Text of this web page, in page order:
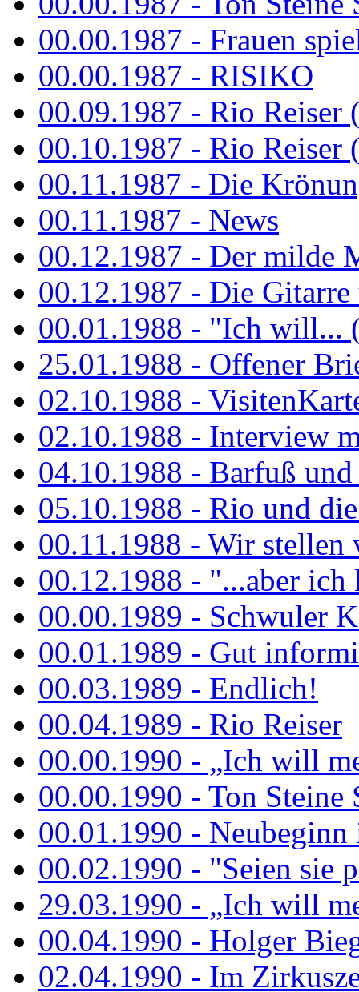
00.00.1987 - Frauen
00.00.1987 - RISIKO
00.09.1987 - Rio Reiser
00.10.1987 - Rio Reiser
00.11.1987 - Die
00.11.1987 - News
00.12.1987 - Der milde
00.12.1987 - Die Gitarre
00.01.1988 - "Ich will...
25.01.1988 - Offener
02.10.1988 -
02.10.1988 - Interview
04.10.1988 - Barfuß und
05.10.1988 - Rio und
00.11.1988 - Wir stellen
00.12.1988 - "...aber ich
00.00.1989 - Schwuler
00.01.1989 - Gut
00.03.1989 - Endlich!
00.04.1989 - Rio Reiser
00.00.1990 - „Ich will
00.00.1990 - Ton Steine
00.01.1990 -
00.02.1990 - "Seien sie
29.03.1990 - „Ich will
00.04.1990 - Holger
02.04.1990 - Im